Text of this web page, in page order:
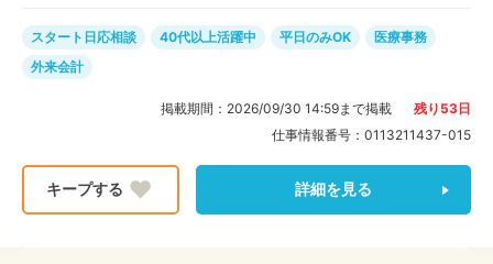
スタート日応相談 40代以上活躍中 平日のみOK
医療事務
外来会計
掲載期間： 2026/09/30 14:59まで掲載 残り 53日
仕事情報番号： 0113211437-015
詳細を見る